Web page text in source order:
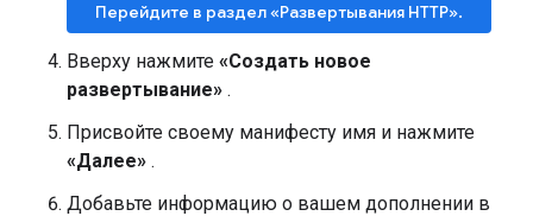
Перейдите в раздел «Развертывания HTTP».
Вверху нажмите «Создать новое
развертывание» .
Присвойте своему манифесту имя и нажмите
«Далее» .
Добавьте информацию о вашем дополнении в